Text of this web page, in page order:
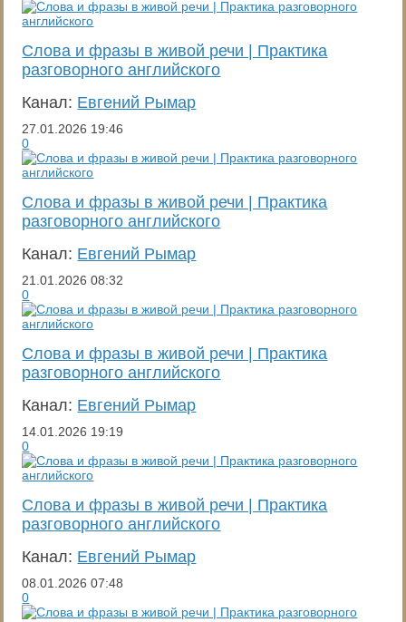
Слова и фразы в живой речи | Практика
разговорного английского
Канал: Евгений Рымар
27.01.2026 19:46
0
Слова и фразы в живой речи | Практика
разговорного английского
Канал: Евгений Рымар
21.01.2026 08:32
0
Слова и фразы в живой речи | Практика
разговорного английского
Канал: Евгений Рымар
14.01.2026 19:19
0
Слова и фразы в живой речи | Практика
разговорного английского
Канал: Евгений Рымар
08.01.2026 07:48
0